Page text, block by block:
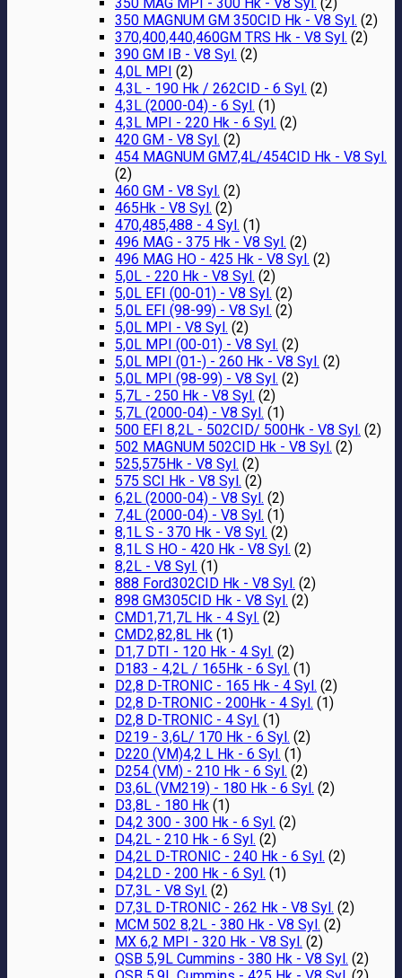
350 MAGNUM GM 350CID Hk - V8 Syl. (2)
370,400,440,460GM TRS Hk - V8 Syl. (2)
390 GM IB - V8 Syl. (2)
4,0L MPI (2)
4,3L - 190 Hk / 262CID - 6 Syl. (2)
4,3L (2000-04) - 6 Syl. (1)
4,3L MPI - 220 Hk - 6 Syl. (2)
420 GM - V8 Syl. (2)
454 MAGNUM GM7,4L/454CID Hk - V8 Syl.
(2)
460 GM - V8 Syl. (2)
465Hk - V8 Syl. (2)
470,485,488 - 4 Syl. (1)
496 MAG - 375 Hk - V8 Syl. (2)
496 MAG HO - 425 Hk - V8 Syl. (2)
5,0L - 220 Hk - V8 Syl. (2)
5,0L EFI (00-01) - V8 Syl. (2)
5,0L EFI (98-99) - V8 Syl. (2)
5,0L MPI - V8 Syl. (2)
5,0L MPI (00-01) - V8 Syl. (2)
5,0L MPI (01-) - 260 Hk - V8 Syl. (2)
5,0L MPI (98-99) - V8 Syl. (2)
5,7L - 250 Hk - V8 Syl. (2)
5,7L (2000-04) - V8 Syl. (1)
500 EFI 8,2L - 502CID/ 500Hk - V8 Syl. (2)
502 MAGNUM 502CID Hk - V8 Syl. (2)
525,575Hk - V8 Syl. (2)
575 SCI Hk - V8 Syl. (2)
6,2L (2000-04) - V8 Syl. (2)
7,4L (2000-04) - V8 Syl. (1)
8,1L S - 370 Hk - V8 Syl. (2)
8,1L S HO - 420 Hk - V8 Syl. (2)
8,2L - V8 Syl. (1)
888 Ford302CID Hk - V8 Syl. (2)
898 GM305CID Hk - V8 Syl. (2)
CMD1,71,7L Hk - 4 Syl. (2)
CMD2,82,8L Hk (1)
D1,7 DTI - 120 Hk - 4 Syl. (2)
D183 - 4,2L / 165Hk - 6 Syl. (1)
D2,8 D-TRONIC - 165 Hk - 4 Syl. (2)
D2,8 D-TRONIC - 200Hk - 4 Syl. (1)
D2,8 D-TRONIC - 4 Syl. (1)
D219 - 3,6L/ 170 Hk - 6 Syl. (2)
D220 (VM)4,2 L Hk - 6 Syl. (1)
D254 (VM) - 210 Hk - 6 Syl. (2)
D3,6L (VM219) - 180 Hk - 6 Syl. (2)
D3,8L - 180 Hk (1)
D4,2 300 - 300 Hk - 6 Syl. (2)
D4,2L - 210 Hk - 6 Syl. (2)
D4,2L D-TRONIC - 240 Hk - 6 Syl. (2)
D4,2LD - 200 Hk - 6 Syl. (1)
D7,3L - V8 Syl. (2)
D7,3L D-TRONIC - 262 Hk - V8 Syl. (2)
MCM 502 8,2L - 380 Hk - V8 Syl. (2)
MX 6,2 MPI - 320 Hk - V8 Syl. (2)
QSB 5,9L Cummins - 380 Hk - V8 Syl. (2)